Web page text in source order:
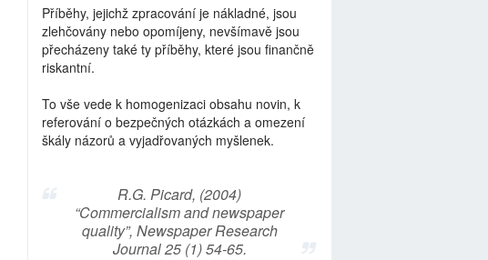
Příběhy, jejichž zpracování je nákladné, jsou
zlehčovány nebo opomíjeny, nevšímavě jsou
přecházeny také ty příběhy, které jsou finančně
riskantní.
To vše vede k homogenizaci obsahu novin, k
referování o bezpečných otázkách a omezení
škály názorů a vyjadřovaných myšlenek.
R.G. Picard, (2004)
“Commercialism and newspaper
quality”, Newspaper Research
Journal 25 (1) 54-65.